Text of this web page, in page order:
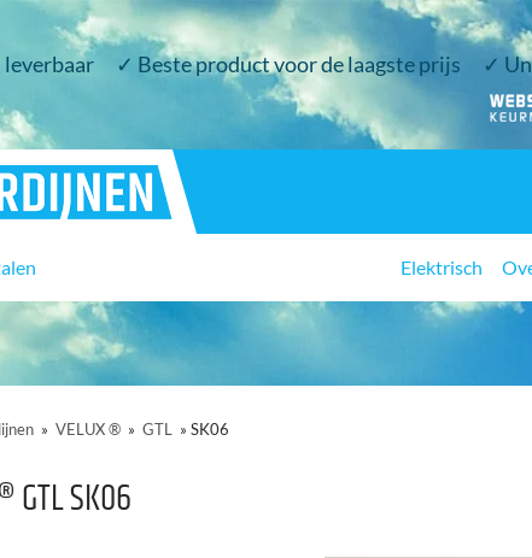
✓ Beste product voor de laagste prijs ✓
Elektrisch
» VELUX ® » GTL » SK06
SK06